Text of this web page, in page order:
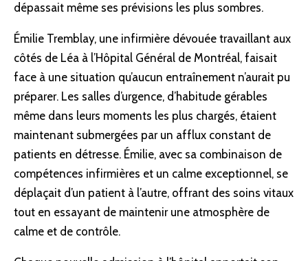
dépassait même ses prévisions les plus sombres.
Émilie Tremblay, une infirmière dévouée travaillant aux
côtés de Léa à l’Hôpital Général de Montréal, faisait
face à une situation qu’aucun entraînement n’aurait pu
préparer. Les salles d’urgence, d’habitude gérables
même dans leurs moments les plus chargés, étaient
maintenant submergées par un afflux constant de
patients en détresse. Émilie, avec sa combinaison de
compétences infirmières et un calme exceptionnel, se
déplaçait d’un patient à l’autre, offrant des soins vitaux
tout en essayant de maintenir une atmosphère de
calme et de contrôle.